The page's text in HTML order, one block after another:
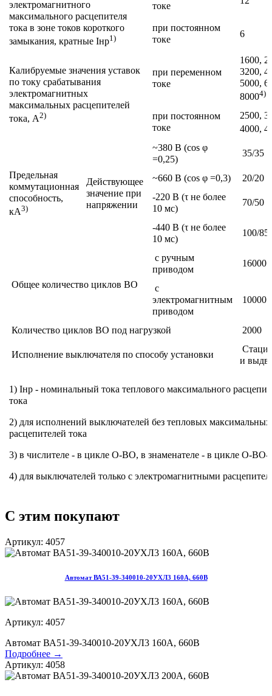
электромагнитного
максимального расцепителя
тока в зоне токов короткого
замыкания, кратные Iнр1)
токе
при постоянном
токе
6
Калибруемые значения уставок
по току срабатывания
электромагнитных
максимальных расцепителей
тока, А2)
при переменном
токе
1600,
3200,
5000,
80004)
при постоянном
токе
2500,
4000,
Предельная
коммутационная
способность,
кА3)
Действующее
значение при
напряжении
~380 В (сos φ
=0,25)
35/35
~660 В (сos φ =0,3)
20/20
-220 В (τ не более
10 мс)
70/50
-440 В (τ не более
10 мс)
100/85
Общее количество циклов ВО
с ручным
приводом
16000
с
электромагнитным
приводом
10000
Количество циклов ВО под нагрузкой 2000
Исполнение выключателя по способу установки
и
1) Iнр - номинальный тока теплового максимального
тока
2) для исполнений выключателей без тепловых максимальных
расцепителей тока
3) в числителе - в цикле О-ВО, в знаменателе - в цикле О-
4) для выключателей только с электромагнитными
С этим покупают
Артикул: 4057
Автомат ВА51-39-340010-20УХЛ3 160А, 660В
Артикул: 4057
Автомат ВА51-39-340010-20УХЛ3 160А, 660В
Подробнее →
Артикул: 4058